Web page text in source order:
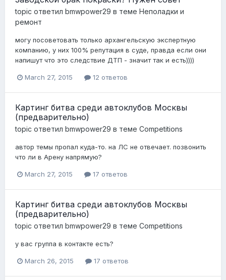
topic ответил bmwpower29 в теме Неполадки и
ремонт
могу посоветовать только архангельскую экспертную
компанию, у них 100% репутация в суде, правда если они
напишут что это следствие ДТП - значит так и есть))))
March 27, 2015 12 ответов
Картинг битва среди автоклубов Москвы
(предварительно)
topic ответил bmwpower29 в теме Competitions
автор темы пропал куда-то. на ЛС не отвечает. позвонить
что ли в Арену напрямую?
March 27, 2015 17 ответов
Картинг битва среди автоклубов Москвы
(предварительно)
topic ответил bmwpower29 в теме Competitions
у вас группа в контакте есть?
March 26, 2015 17 ответов